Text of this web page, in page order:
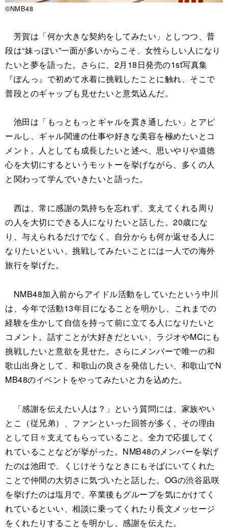
©NMB48
芳賀は「何か大きな契約をしてみたい」としつつ、普
段は“妹っぽい”一面が多いからこそ、女性らしい人になり
たいと夢を語った。さらに、2月18日発売の1st写真集
『ぽんっ』で初めて水着に挑戦したことに触れ、そこで
普段とのギャップも見せたいと意気込んだ。
池田は「もっともっとギャルを貫き通したい」とアピ
ールし、ギャル関連の仕事や好きな美容を極めたいとコ
メント。人としても成長したいと述べ、思いやりや道徳
心を大切にするというモットーを挙げながら、多くの人
と関わって学んでいきたいと語った。
西は、常に感謝の気持ちを忘れず、支えてくれる周り
の人を大切にできる人になりたいと話した。20歳にな
り、与えられるだけでなく、自分からも何か返せる人に
なりたいといい、挑戦してみたいことには一人での海外
旅行を挙げた。
NMB48加入前からアイドル活動をしていたという中川
は、今年で活動13年目になることを明かし、これまでの
経験を生かして自信を持って前に立てる人になりたいと
コメント。話すことが大好きだといい、ラジオやMCにも
挑戦したいと意欲を見せた。さらにメンバーで唯一の和
歌山出身として、和歌山の良さを発信したい、和歌山でN
MB48のイベントをやってみたいと力を込めた。
「感謝を伝えたい人は？」という質問には、家族やい
とこ（従兄弟）、ファンといった回答が多く、その理由
として日々支えてもらっていること、全力で応援してく
れていることなどが挙がった。NMB48のメンバーを挙げ
たのは池田で、くじけそうなときにもそばにいてくれた
ことで仲間の大切さに気づいたと話した。OGの渋谷凪咲
を挙げたのは塩月で、卒業後もグループを気にかけてく
れているといい、相談に乗ってくれたり長文メッセージ
をくれたりすることを明かし、感謝を伝えた。